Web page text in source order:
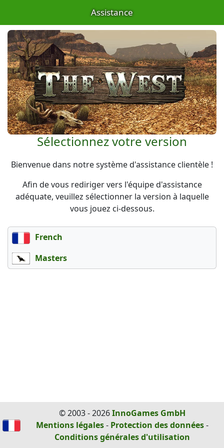
Assistance
Sélectionnez votre version
Bienvenue dans notre système d'assistance clientèle !
Afin de vous rediriger vers l'équipe d'assistance
adéquate, veuillez sélectionner la version à laquelle
vous jouez ci-dessous.
French
Masters
© 2003 - 2026InnoGames GmbH
Mentions légales- Protection des données-
Conditions générales d'utilisation